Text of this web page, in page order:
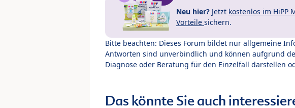
Neu hier? Jetzt kostenlos im HiPP
Vorteile sichern.
Bitte beachten: Dieses Forum bildet nur allgemeine
Antworten sind unverbindlich und können aufgrund
Diagnose oder Beratung für den Einzelfall darstellen
Das könnte Sie auch